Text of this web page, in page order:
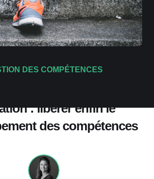
DES COMPÉTENCES
: libérer enfin le
des compétences